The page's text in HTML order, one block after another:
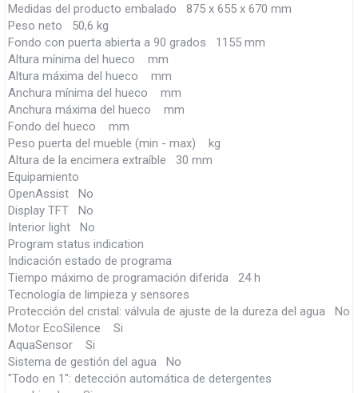
Medidas del producto embalado 875 x 655 x 670 mm
Peso neto 50,6 kg
Fondo con puerta abierta a 90 grados 1155 mm
Altura mínima del hueco mm
Altura máxima del hueco mm
Anchura mínima del hueco mm
Anchura máxima del hueco mm
Fondo del hueco mm
Peso puerta del mueble (min - max) kg
Altura de la encimera extraíble 30 mm
Equipamiento
OpenAssist No
Display TFT No
Interior light No
Program status indication
Indicación estado de programa
Tiempo máximo de programación diferida 24 h
Tecnología de limpieza y sensores
Protección del cristal: válvula de ajuste de la dureza del agua No
Motor EcoSilence Si
AquaSensor Si
Sistema de gestión del agua No
"Todo en 1": detección automática de detergentes